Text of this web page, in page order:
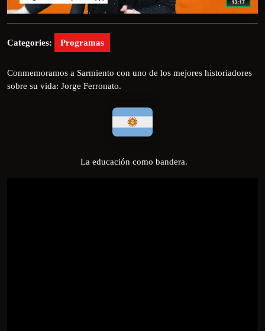
Categories: Programas
Conmemoramos a Sarmiento con uno de los mejores historiadores
sobre su vida: Jorge Ferronato.
La educación como bandera.